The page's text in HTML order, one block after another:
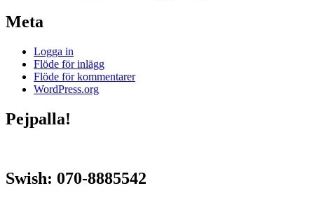
Meta
Logga in
Flöde för inlägg
Flöde för kommentarer
WordPress.org
Pejpalla!
Swish: 070-8885542